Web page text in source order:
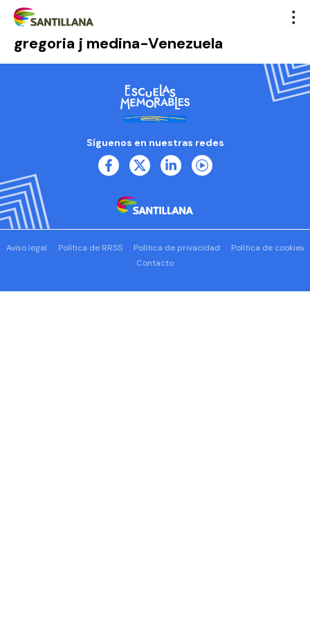
gregoria j medina-Venezuela
Síguenos en nuestras redes
Aviso legal Política de RRSS Política de privacidad
Política de cookies
Contacto